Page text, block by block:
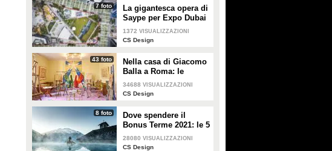
7 foto
La gigantesca opera di
Saype per Expo Dubai
2020 è un messaggio
di solidarietà per tutti i
1372 VISUALIZZAZIONI
CS Design
43 foto
Nella casa di Giacomo
Balla a Roma: le
camere più belle
34688 VISUALIZZAZIONI
CS Design
8 foto
Dove spendere il
Bonus Terme 2021: le 5
migliori strutture
accreditate
28080 VISUALIZZAZIONI
CS Design